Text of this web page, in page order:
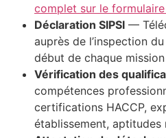
complet sur le formulaire
Déclaration SIPSI —
auprès de l’inspection
début de chaque
Vérification des
compétences
certifications HACCP,
établissement, aptitudes